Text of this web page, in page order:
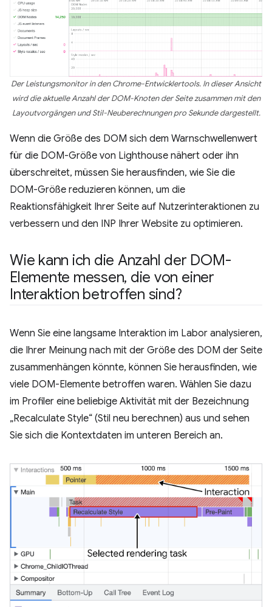
Der Leistungsmonitor in den Chrome-Entwicklertools. In dieser Ansicht
wird die aktuelle Anzahl der DOM-Knoten der Seite zusammen mit den
Layoutvorgängen und Stil-Neuberechnungen pro Sekunde dargestellt.
Wenn die Größe des DOM sich dem Warnschwellenwert
für die DOM-Größe von Lighthouse nähert oder ihn
überschreitet, müssen Sie herausfinden, wie Sie die
DOM-Größe reduzieren können, um die
Reaktionsfähigkeit Ihrer Seite auf Nutzerinteraktionen zu
verbessern und den INP Ihrer Website zu optimieren.
Wie kann ich die Anzahl der DOM-
Elemente messen, die von einer
Interaktion betroffen sind?
Wenn Sie eine langsame Interaktion im Labor analysieren,
die Ihrer Meinung nach mit der Größe des DOM der Seite
zusammenhängen könnte, können Sie herausfinden, wie
viele DOM-Elemente betroffen waren. Wählen Sie dazu
im Profiler eine beliebige Aktivität mit der Bezeichnung
„Recalculate Style“ (Stil neu berechnen) aus und sehen
Sie sich die Kontextdaten im unteren Bereich an.